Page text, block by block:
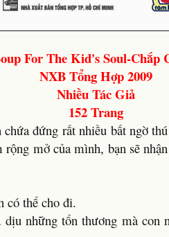
For The Kid's Soul-Chắp
NXB Tổng Hợp 2009
Nhiều Tác Giả
152 Trang
đứng rất nhiều bất ngờ
mở của mình, bạn sẽ
có thể cho đi.
dịu những tổn thương mà